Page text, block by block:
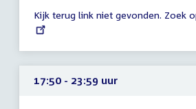
23:59
uur
Kijk terug link niet gevonden. Zoek
17:50 - 23:59 uur